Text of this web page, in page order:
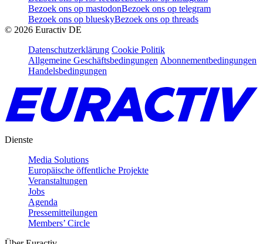
Bezoek ons op mastodonBezoek ons op telegram
Bezoek ons op blueskyBezoek ons op threads
© 2026 Euractiv DE
Datenschutzerklärung Cookie Politik
Allgemeine Geschäftsbedingungen Abonnementbedingungen
Handelsbedingungen
Dienste
Media Solutions
Europäische öffentliche Projekte
Veranstaltungen
Jobs
Agenda
Pressemitteilungen
Members’ Circle